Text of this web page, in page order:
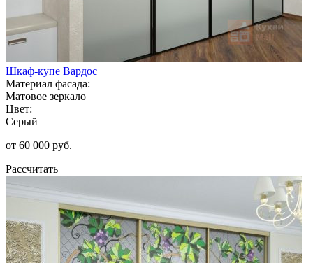
Шкаф-купе Вардос
Материал фасада:
Матовое зеркало
Цвет:
Серый
от 60 000 руб.
Рассчитать